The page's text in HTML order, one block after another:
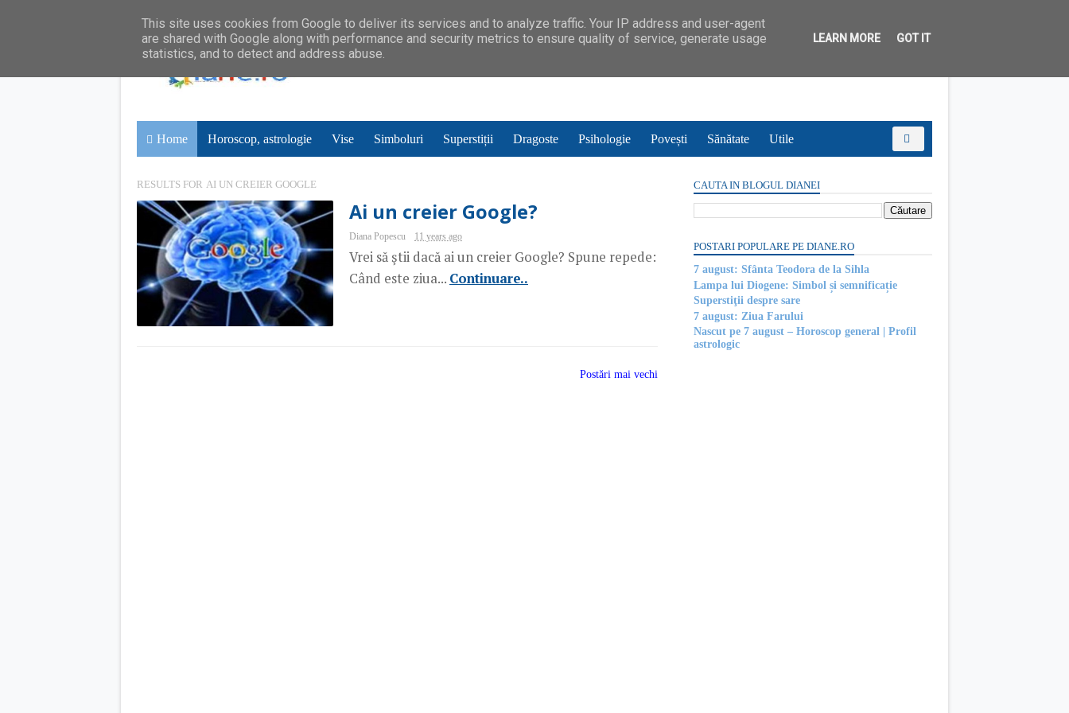
Home Horoscop, astrologie Vise Simboluri Superstiții Dragoste Psihologie Povești Sănătate Utile
RESULTS FOR AI UN CREIER GOOGLE
Ai un creier Google?
Diana Popescu 11 years ago
Vrei să ştii dacă ai un creier Google? Spune repede:
Când este ziua... Continuare..
Postări mai vechi
CAUTA IN BLOGUL DIANEI
POSTARI POPULARE PE DIANE.RO
7 august: Sfânta Teodora de la Sihla
Lampa lui Diogene: Simbol și semnificație
Superstiţii despre sare
7 august: Ziua Farului
Nascut pe 7 august – Horoscop general | Profil
astrologic
This site uses cookies from Google to deliver its services and to analyze traffic. Your IP address and user-agent
are shared with Google along with performance and security metrics to ensure quality of service, generate usage
statistics, and to detect and address abuse.
LEARN MORE GOT IT